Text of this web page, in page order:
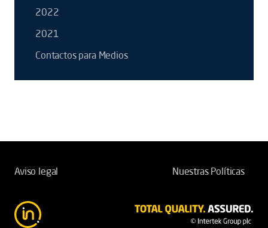
2022
2021
Contactos para Medios
Aviso legal Nuestras Políticas